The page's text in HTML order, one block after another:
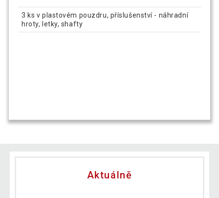
3 ks v plastovém pouzdru, příslušenství - náhradní
hroty, letky, shafty
Aktuálně